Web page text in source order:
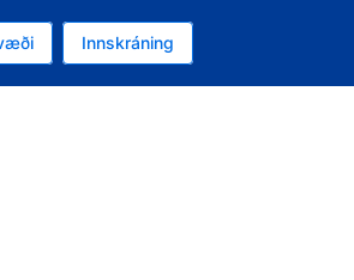
Bandaríkjadalur
þitt Íslensku
Innskráning